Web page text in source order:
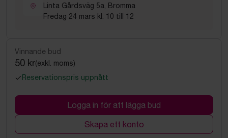
Linta Gårdsväg 5a, Bromma
Fredag 24 mars kl. 10 till 12
Vinnande bud
50 kr(exkl. moms)
Reservationspris uppnått
Logga in för att lägga bud
Skapa ett konto